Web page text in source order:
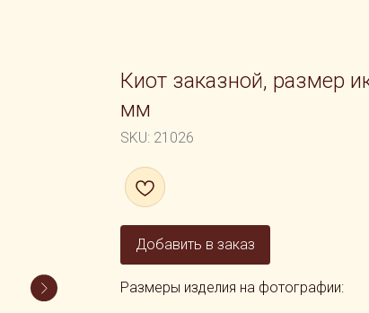
Киот заказной, размер
мм
SKU: 21026
Добавить в заказ
Размеры изделия на фотографии: